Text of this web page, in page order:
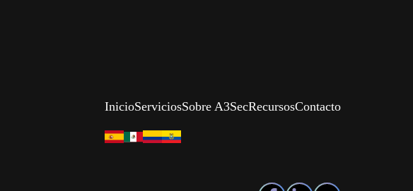
InicioServiciosSobre A3SecRecursosContacto